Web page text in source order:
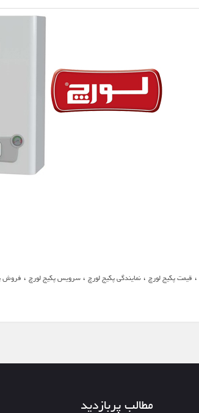
، قیمت پکیج لورچ ،نمایندگی پکیج لورچ ،سرویس پکیج لورچ ، فروش
مطالب پربازدید